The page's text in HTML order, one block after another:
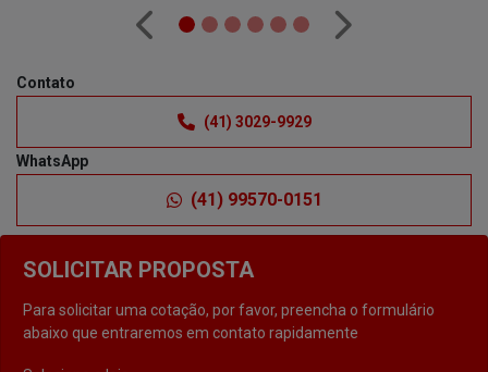
SOLICITAR PROPOSTA
Para solicitar uma cotação, por favor, preencha o formulário
abaixo que entraremos em contato rapidamente
Anterior Próximo
Contato
(41) 3029-9929
WhatsApp
(41) 99570-0151